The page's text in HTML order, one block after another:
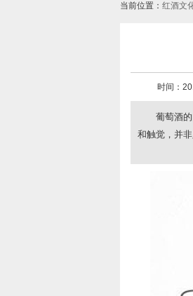
当前位置： 红酒文
时间：
葡萄酒
和触觉，并